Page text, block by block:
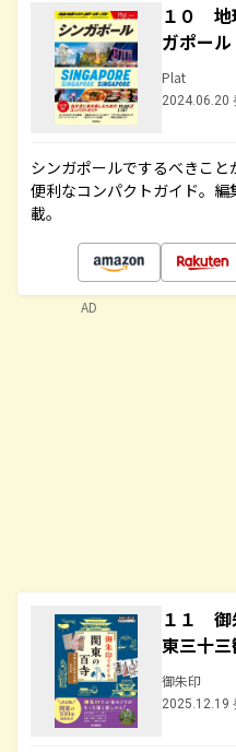
１０ 地
ガポール
Plat
2024.06.20
シンガポールでするべきこ
便利なコンパクトガイド。
載。
１１ 御
東三十
御朱印
2025.12.19
AD